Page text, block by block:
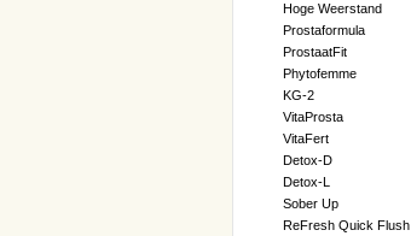
Hoge Weerstand
Prostaformula
ProstaatFit
Phytofemme
KG-2
VitaProsta
VitaFert
Detox-D
Detox-L
Sober Up
ReFresh Quick Flush